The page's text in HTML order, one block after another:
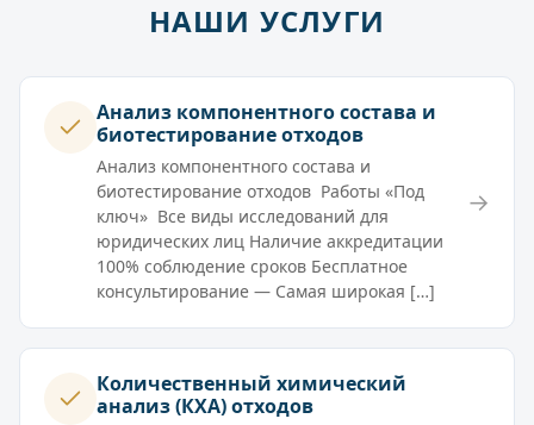
НАШИ УСЛУГИ
Анализ компонентного состава и
биотестирование отходов
Анализ компонентного состава и
биотестирование отходов Работы «Под
ключ» Все виды исследований для
юридических лиц Наличие аккредитации
100% соблюдение сроков Бесплатное
консультирование — Самая широкая […]
→
Количественный химический
анализ (КХА) отходов